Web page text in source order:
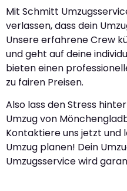
Mit Schmitt
verlassen, dass dein
Unsere erfahrene Crew
und geht auf deine
bieten einen
zu fairen Preisen.
Also lass den Stress
Umzug von
Kontaktiere uns jetzt und
Umzug planen! Dein
Umzugsservice wird